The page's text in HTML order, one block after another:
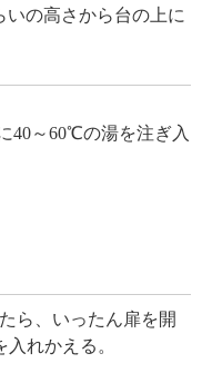
いの高さから台の上に
40～60℃の湯を注ぎ入
ら、いったん扉を開
れかえる。